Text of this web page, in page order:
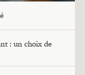
: un choix de